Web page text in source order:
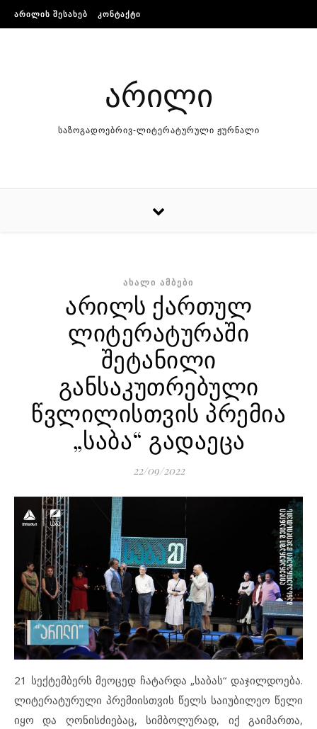
Skip to content
ᲐᲠᲘᲚᲘᲡ ᲨᲔᲡᲐᲮᲔᲑ ᲙᲝᲜᲢᲐᲥᲢᲘ
არილი
საზოგადოებრივ-ლიტერატურული ჟურნალი
ᲐᲮᲐᲚᲘ ᲐᲛᲑᲔᲑᲘ
არილს ქართულ
ლიტერატურაში
შეტანილი
განსაკუთრებული
წვლილისთვის პრემია
„საბა“ გადაეცა
22/09/2022
21 სექტემბერს მეოცედ ჩატარდა „საბას“ დაჯილდოება.
ლიტერატურული პრემიისთვის წელს საიუბილეო წელი
იყო და ღონისძიებაც, სიმბოლურად, იქ გაიმართა,